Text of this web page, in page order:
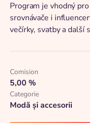
Program je vhodný
srovnávače i
večírky, svatby a další
Comision
5,00 %
Categorie
Modă și accesorii